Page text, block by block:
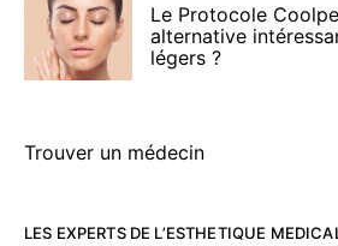
Le Protocole
alternative
légers ?
Trouver un médecin
LES EXPERTS DE L’ESTHETIQUE